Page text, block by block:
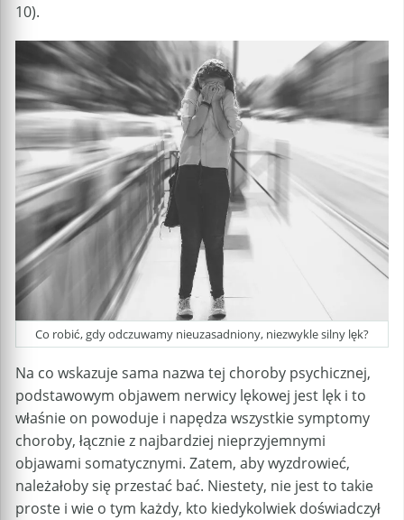
10).
Co robić, gdy odczuwamy nieuzasadniony, niezwykle silny lęk?
Na co wskazuje sama nazwa tej choroby psychicznej,
podstawowym objawem nerwicy lękowej jest lęk i to
właśnie on powoduje i napędza wszystkie symptomy
choroby, łącznie z najbardziej nieprzyjemnymi
objawami somatycznymi. Zatem, aby wyzdrowieć,
należałoby się przestać bać. Niestety, nie jest to takie
proste i wie o tym każdy, kto kiedykolwiek doświadczył